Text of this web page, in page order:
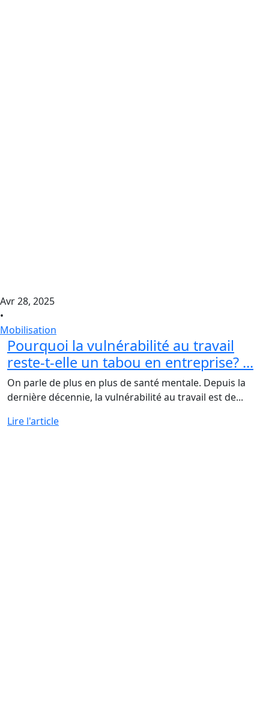
Avr 28, 2025
•
Mobilisation
Pourquoi la vulnérabilité au travail
reste-t-elle un tabou en entreprise? ...
On parle de plus en plus de santé mentale. Depuis la
dernière décennie, la vulnérabilité au travail est de...
Lire l'article